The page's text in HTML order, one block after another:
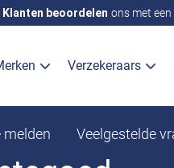
Klanten beoordelen ons met een
Verzekeraars
melden Veelgestelde